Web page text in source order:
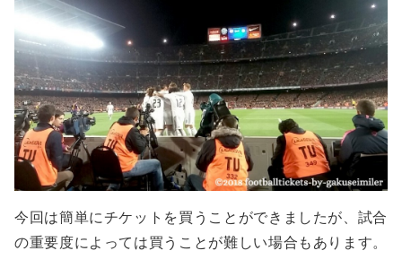
今回は簡単にチケットを買うことができましたが、試合
の重要度によっては買うことが難しい場合もあります。